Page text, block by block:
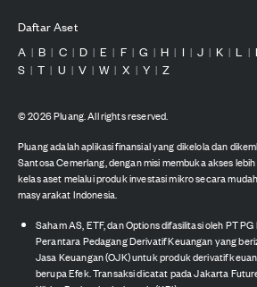
Daftar Aset
A | B | C | D | E | F | G | H | I | J | K | L |
S | T | U | V | W | X | Y | Z
©2026Pluang. All rights reserved.
Pluang adalah aplikasi finansial yang dikelola dan
Santosa Cemerlang, dengan misi membuka akses
kelas aset melalui produk investasi mikro secara
masyarakat Indonesia.
Saham AS, ETF, dan Options difasilitasi oleh PT
Perantara Pedagang Derivatif Keuangan yang
Jasa Keuangan (OJK) untuk produk derivatif
berupa Efek. Transaksi dicatat pada Jakarta